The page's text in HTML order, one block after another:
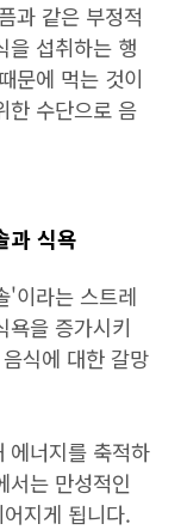
과 같은 부정적
을 섭취하는 행
문에 먹는 것이
한 수단으로 음
과 식욕
'이라는 스트레
욕을 증가시키
식에 대한 갈망
에너지를 축적하
서는 만성적인
지게 됩니다.